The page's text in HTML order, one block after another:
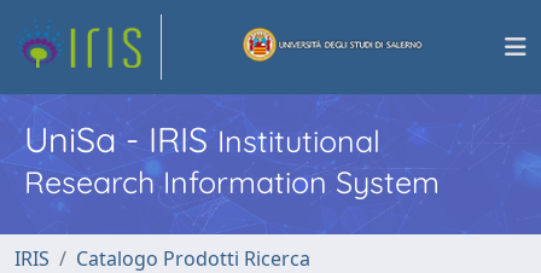
UniSa - IRISInstitutional
Research Information System
IRIS
Catalogo Prodotti Ricerca